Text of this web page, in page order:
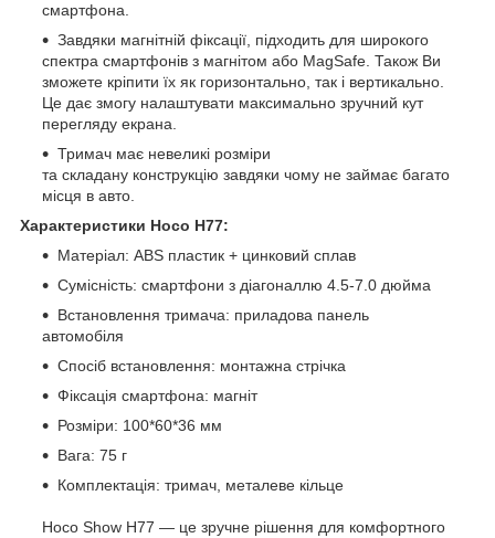
смартфона.
Завдяки магнітній фіксації, підходить для широкого
спектра смартфонів з магнітом або MagSafe. Також Ви
зможете кріпити їх як горизонтально, так і вертикально.
Це дає змогу налаштувати максимально зручний кут
перегляду екрана.
Тримач має невеликі розміри
та складану конструкцію завдяки чому не займає багато
місця в авто.
Характеристики Hoco H77:
Матеріал: ABS пластик + цинковий сплав
Сумісність: смартфони з діагоналлю 4.5-7.0 дюйма
Встановлення тримача: приладова панель
автомобіля
Спосіб встановлення: монтажна стрічка
Фіксація смартфона: магніт
Розміри: 100*60*36 мм
Вага: 75 г
Комплектація: тримач, металеве кільце
Hoco Show H77 — це зручне рішення для комфортного